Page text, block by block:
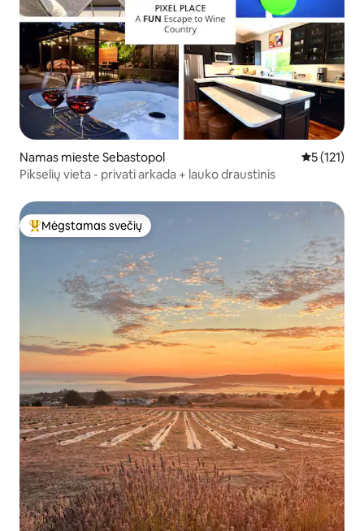
Namas mieste Sebastopol Vidutinis
5 (121)
Pikselių vieta - privati arkada + lauko draustinis
Svečių mėgstamiausias
Mėgstamas svečių